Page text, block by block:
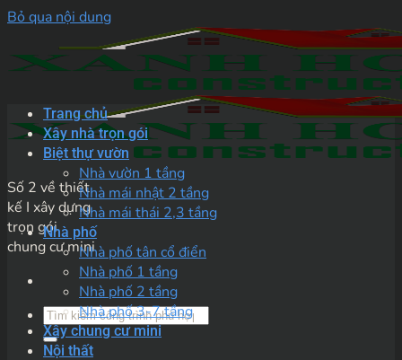
Bỏ qua nội dung
Số 2 về thiết
kế I xây dựng
trọn gói
chung cư mini
Trang chủ
Xây nhà trọn gói
Biệt thự vườn
Nhà vườn 1 tầng
Nhà mái nhật 2 tầng
Nhà mái thái 2,3 tầng
Nhà phố
Nhà phố tân cổ điển
Nhà phố 1 tầng
Nhà phố 2 tầng
Nhà phố 3-7 tầng
Xây chung cư mini
Nội thất